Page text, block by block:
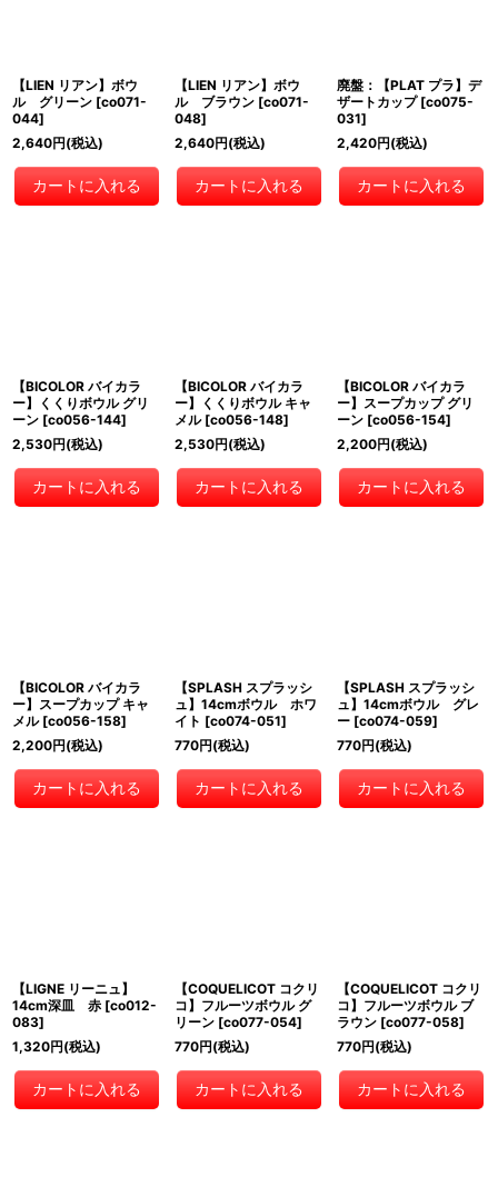
【LIEN リアン】ボウ
ル グリーン [co071-
044]
2,640円(税込)
カートに入れる
【LIEN リアン】ボウ
ル ブラウン [co071-
048]
2,640円(税込)
カートに入れる
廃盤：【PLAT プラ】デ
ザートカップ [co075-
031]
2,420円(税込)
カートに入れる
【BICOLOR バイカラ
ー】くくりボウル グリ
ーン [co056-144]
2,530円(税込)
カートに入れる
【BICOLOR バイカラ
ー】くくりボウル キャ
メル [co056-148]
2,530円(税込)
カートに入れる
【BICOLOR バイカラ
ー】スープカップ グリ
ーン [co056-154]
2,200円(税込)
カートに入れる
【BICOLOR バイカラ
ー】スープカップ キャ
メル [co056-158]
2,200円(税込)
カートに入れる
【SPLASH スプラッシ
ュ】14cmボウル ホワ
イト [co074-051]
770円(税込)
カートに入れる
【SPLASH スプラッシ
ュ】14cmボウル グレ
ー [co074-059]
770円(税込)
カートに入れる
【LIGNE リーニュ】
14cm深皿 赤 [co012-
083]
1,320円(税込)
カートに入れる
【COQUELICOT コクリ
コ】フルーツボウル グ
リーン [co077-054]
770円(税込)
カートに入れる
【COQUELICOT コクリ
コ】フルーツボウル ブ
ラウン [co077-058]
770円(税込)
カートに入れる